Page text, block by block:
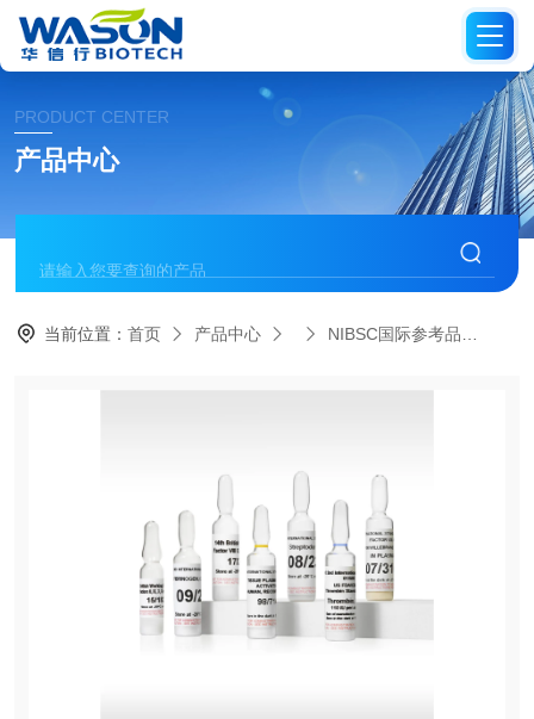
PRODUCT CENTER
产品中心
当前位置：首页 产品中心 NIBSC国际参考品